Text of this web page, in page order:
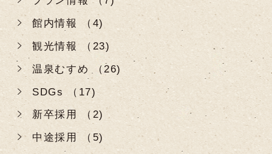
館内情報 （4)
観光情報 （23)
温泉むすめ （26)
SDGs （17)
新卒採用 （2)
中途採用 （5)